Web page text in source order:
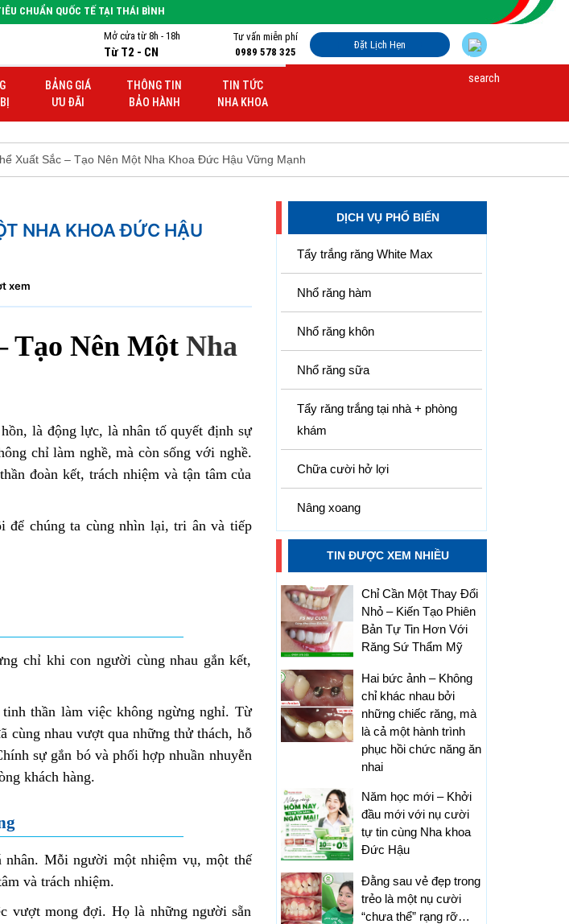
CHUẨN QUỐC TẾ TẠI THÁI BÌNH
Mở cửa từ 8h - 18h
Từ T2 - CN
Tư vấn miễn phí
0989 578 325
Đặt Lịch Hẹn
BẢNG GIÁ
ƯU ĐÃI
THÔNG TIN
BẢO HÀNH
TIN TỨC
NHA KHOA
Xuất Sắc – Tạo Nên Một Nha Khoa Đức Hậu Vững Mạnh
NHA KHOA ĐỨC HẬU
xem
Tạo Nên Một Nha
là động lực, là nhân tố quyết định sự
chỉ làm nghề, mà còn sống với nghề.
đoàn kết, trách nhiệm và tận tâm của
để chúng ta cùng nhìn lại, tri ân và tiếp
chỉ khi con người cùng nhau gắn kết,
thần làm việc không ngừng nghỉ. Từ
cùng nhau vượt qua những thử thách, hỗ
sự gắn bó và phối hợp nhuần nhuyễn
khách hàng.
nhân. Mỗi người một nhiệm vụ, một thế
và trách nhiệm.
vượt mong đợi. Họ là những người sẵn
DỊCH VỤ PHỔ BIẾN
Tẩy trắng răng White Max
Nhổ răng hàm
Nhổ răng khôn
Nhổ răng sữa
Tẩy răng trắng tại nhà + phòng
khám
Chữa cười hở lợi
Nâng xoang
TIN ĐƯỢC XEM NHIỀU
Chỉ Cần Một Thay Đổi
Nhỏ – Kiến Tạo Phiên
Bản Tự Tin Hơn Với
Răng Sứ Thẩm Mỹ
Hai bức ảnh – Không
chỉ khác nhau bởi
những chiếc răng, mà
là cả một hành trình
phục hồi chức năng ăn
nhai
Năm học mới – Khởi
đầu mới với nụ cười
tự tin cùng Nha khoa
Đức Hậu
Đằng sau vẻ đẹp trong
trẻo là một nụ cười
“chưa thể” rạng rỡ…